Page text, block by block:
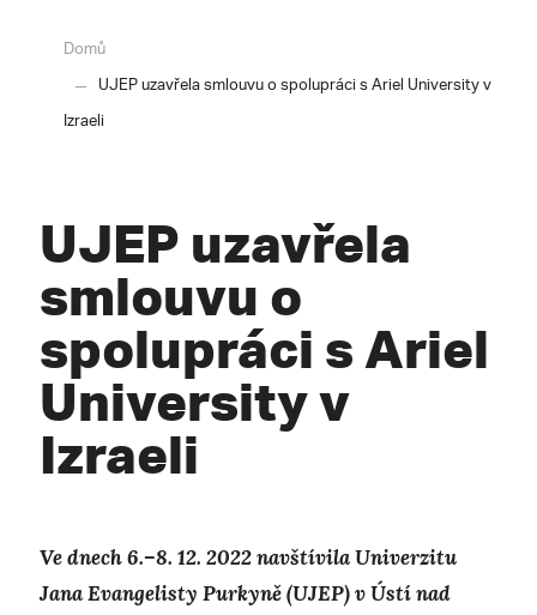
Domů
UJEP uzavřela smlouvu o spolupráci s Ariel University v
Izraeli
UJEP uzavřela
smlouvu o
spolupráci s Ariel
University v
Izraeli
Ve dnech 6.–8. 12. 2022 navštívila Univerzitu
Jana Evangelisty Purkyně (UJEP) v Ústí nad